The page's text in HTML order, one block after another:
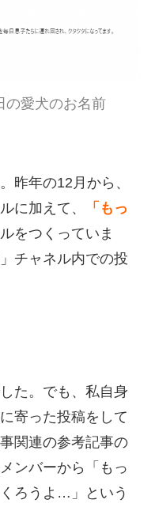
の愛犬のお名前
昨年の12月から、
に加えて、
「もっ
をつくっていま
チャネル内での投
た。でも、私自身
寄った投稿をして
関連の参考記事の
ンバーから「もっ
ろうよ…」という